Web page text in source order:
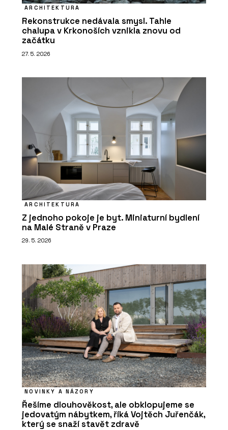
ARCHITEKTURA
Rekonstrukce nedávala smysl. Tahle
chalupa v Krkonoších vznikla znovu od
začátku
27. 5. 2026
ARCHITEKTURA
Z jednoho pokoje je byt. Miniaturní bydlení
na Malé Straně v Praze
29. 5. 2026
NOVINKY A NÁZORY
Řešíme dlouhověkost, ale obklopujeme se
jedovatým nábytkem, říká Vojtěch Juřenčák,
který se snaží stavět zdravě